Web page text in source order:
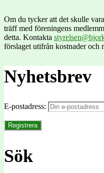
Om du tycker att det skulle
träff med föreningens
detta. Kontakta
förslaget utifrån kostnader och
Nyhetsbrev
E-postadress:
Sök